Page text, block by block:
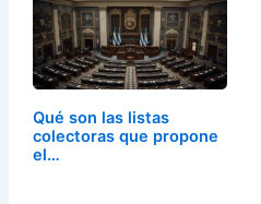
Qué son las listas
colectoras que propone
el…